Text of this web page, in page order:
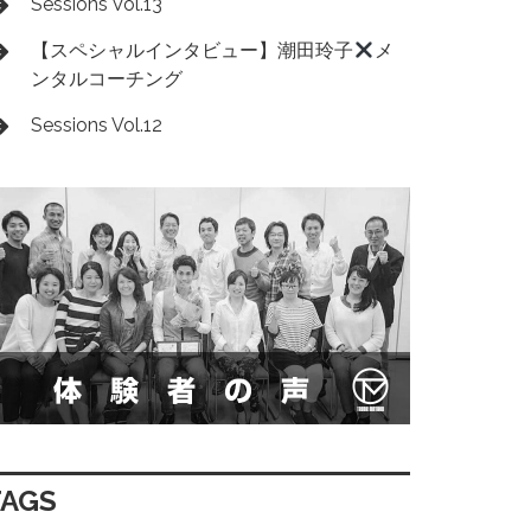
【スペシャルインタビュー】潮田玲子
メ
ンタルコーチング
Sessions Vol.12